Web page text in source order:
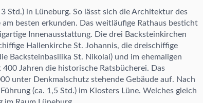
Std.) in Lüneburg. So l ässt sich die Architektur des
besten erkunden. Das weitl äufige Rathaus besticht
Innenausstattung. Die drei Backsteinkirchen
Hallenkirche St. Johannis, die dreischiffige
Backsteinbasilika St. Nikolai) und im ehemaligen
400 Jahren die historische Ratsbücherei. Das
unter Denkmalschutz stehende Gebäude auf. Nach
ührung (ca. 1,5 Std.) im Klosters Lüne. Welches gleich